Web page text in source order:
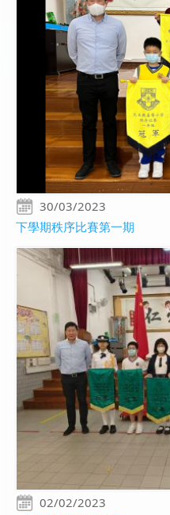
30/03/2023
下學期秩序比賽第一期
02/02/2023